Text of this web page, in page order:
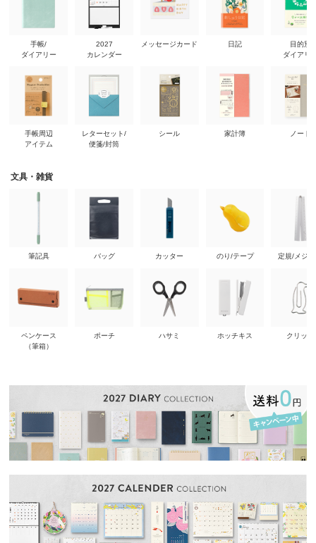
手帳/
ダイアリー
手帳周辺
アイテム
2027
カレンダー
レターセット/
便箋/封筒
メッセージカード
シール
日記
家計簿
目的別
ダイアリ
ノート
文具・雑貨
筆記具
ペンケース
（筆箱）
バッグ
ポーチ
カッター
ハサミ
のり/テープ
ホッチキス
定規/メジ
クリップ